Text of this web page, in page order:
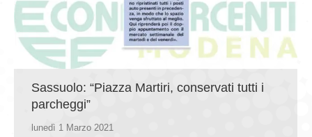
Sassuolo: “Piazza Martiri, conservati tutti i
parcheggi”
lunedì 1 Marzo 2021